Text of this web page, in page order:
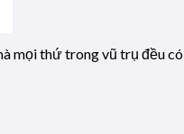
mọi thứ trong vũ trụ đều có